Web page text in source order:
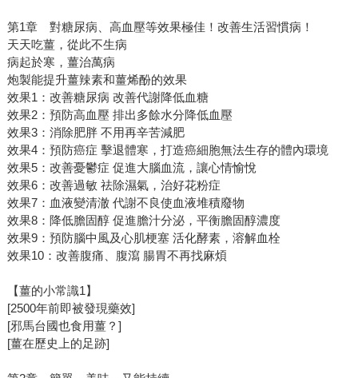
第1章 對糖尿病、高血壓等效果極佳！改善生活習慣病！
天天吃薑，從此不生病
病起於寒，薑治萬病
炮製能提升薑辣素和薑烯酚的效果
效果1：改善糖尿病 改善代謝降低血糖
效果2：預防高血壓 排出多餘水分降低血壓
效果3：消除肥胖 不用再辛苦減肥
效果4：預防癌症 擊退體寒，打造癌細胞無法生存的體內環境
效果5：改善憂鬱症 促進大腦血流，讓心情愉悅
效果6：改善過敏 祛除濕氣，治好花粉症
效果7：血液變清澈 代謝不良使血液堆積廢物
效果8：降低膽固醇 促進膽汁分泌，平衡膽固醇濃度
效果9：預防腦中風及心肌梗塞 活化酵素，溶解血栓
效果10：改善腹痛、腹瀉 腸胃不再找麻煩
【薑的小常識1】
[2500年前即被發現藥效]
[邪馬台國也食用薑？]
[薑在歷史上的足跡]